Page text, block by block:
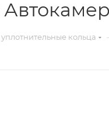
кольца